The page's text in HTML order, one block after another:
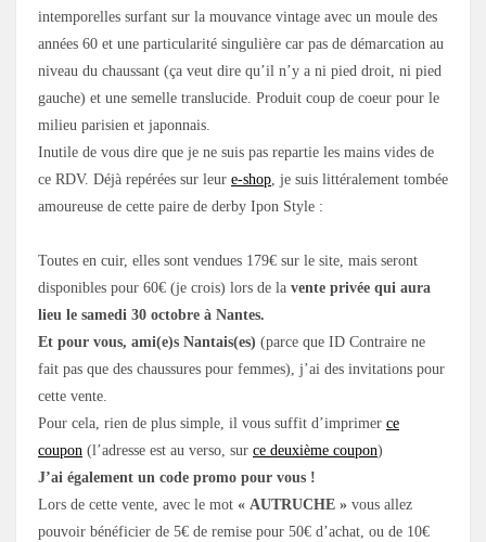
intemporelles surfant sur la mouvance vintage avec un moule des
années 60 et une particularité singulière car pas de démarcation au
niveau du chaussant (ça veut dire qu’il n’y a ni pied droit, ni pied
gauche) et une semelle translucide. Produit coup de coeur pour le
milieu parisien et japonnais.
Inutile de vous dire que je ne suis pas repartie les mains vides de
ce RDV. Déjà repérées sur leur e-shop, je suis littéralement tombée
amoureuse de cette paire de derby Ipon Style :
Toutes en cuir, elles sont vendues 179€ sur le site, mais seront
disponibles pour 60€ (je crois) lors de la vente privée qui aura
lieu le samedi 30 octobre à Nantes.
Et pour vous, ami(e)s Nantais(es) (parce que ID Contraire ne
fait pas que des chaussures pour femmes), j’ai des invitations pour
cette vente.
Pour cela, rien de plus simple, il vous suffit d’imprimer ce
coupon (l’adresse est au verso, sur ce deuxième coupon)
J’ai également un code promo pour vous !
Lors de cette vente, avec le mot « AUTRUCHE » vous allez
pouvoir bénéficier de 5€ de remise pour 50€ d’achat, ou de 10€